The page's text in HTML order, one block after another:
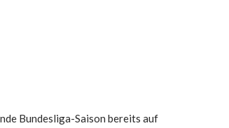
Bundesliga-Saison bereits auf